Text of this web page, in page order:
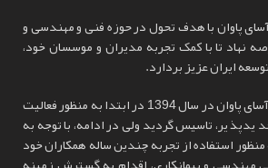
پاوان با هدف تحول در حوزه فنی و مهندسی و
نهاد تا با کمک تجربه مدیران و موسسان خود،
ایران عزیز بردارد.
شرکت سامانه ها ی برق آسای پاوان در سال 1394 در ابتدا به منظور فعالیت
یدپذ یر، تاسیس گردید ولی در ادامه، با توجه به
منظور استفاده از تجربه چندین ساله همکاران خود